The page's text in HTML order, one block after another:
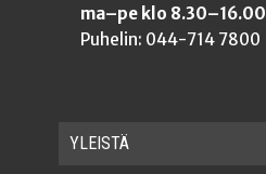
ma–pe klo 8.30–16.00
Puhelin: 044-714 7800
YLEISTÄ